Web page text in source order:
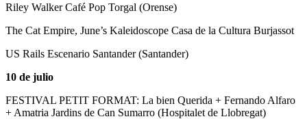
Riley Walker Café Pop Torgal (Orense)
The Cat Empire, June’s Kaleidoscope Casa de la Cultura Burjassot
US Rails Escenario Santander (Santander)
10 de julio
FESTIVAL PETIT FORMAT: La bien Querida + Fernando Alfaro
+ Amatria Jardins de Can Sumarro (Hospitalet de Llobregat)